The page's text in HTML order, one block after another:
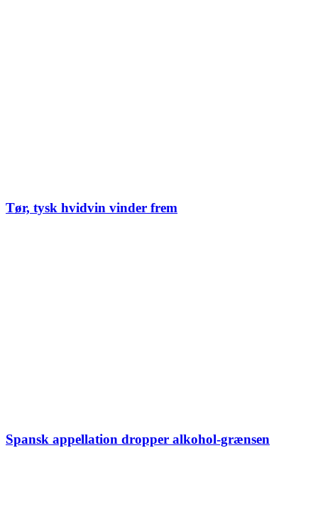
Tør, tysk hvidvin vinder frem
Spansk appellation dropper alkohol-grænsen